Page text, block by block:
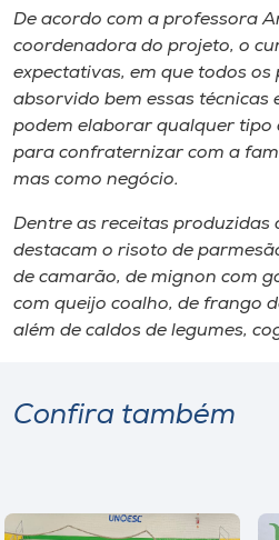
De acordo com a professora
coordenadora do projeto, o
expectativas, em que todos
absorvido bem essas técnicas
podem elaborar qualquer tipo
para confraternizar com a
mas como negócio.
Dentre as receitas produzidas
destacam o risoto de
de camarão, de mignon com
com queijo coalho, de frango
além de caldos de legumes,
Confira também